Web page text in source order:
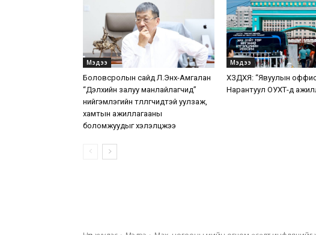
Мэдээ
Боловсролын сайд Л.Энх-Амгалан
“Дэлхийн залуу манлайлагчид”
нийгэмлэгийн төлөөлөгчидтэй уулзаж,
хамтын ажиллагааны
боломжуудыг хэлэлцжээ
Мэдээ
ХЗДХЯ: “Явуулын
Нарантуул ОУХТ-д